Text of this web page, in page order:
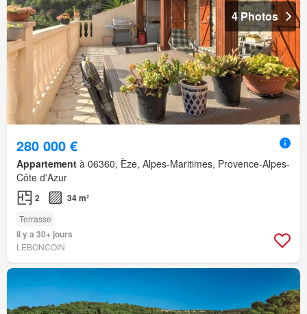
4 Photos
280 000 €
Appartement à 06360, Èze, Alpes-Maritimes, Provence-Alpes-
Côte d'Azur
2 34 m²
Terrasse
Il y a 30+ jours
LEBONCOIN